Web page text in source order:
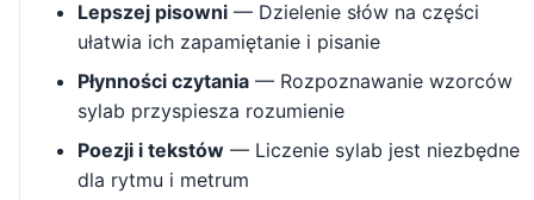
Lepszej pisowni — Dzielenie słów na części
ułatwia ich zapamiętanie i pisanie
Płynności czytania — Rozpoznawanie wzorców
sylab przyspiesza rozumienie
Poezji i tekstów — Liczenie sylab jest niezbędne
dla rytmu i metrum